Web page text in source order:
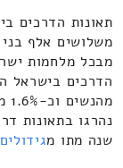
תאונות הדרכים
משלושים אלף
מבכל מלחמות
נהרגו בתאונות
שנה מתו מ